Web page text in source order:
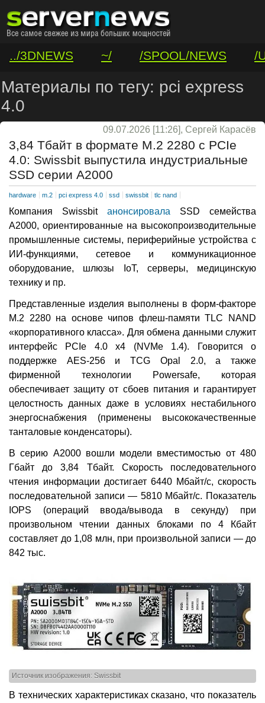
../3DNEWS ~/ /SPOOL/NEWS
/
/VAR/CONTACT
Материалы по тегу: pci express
4.0
09.07.2026 [11:26], Сергей Карасёв
3,84 Тбайт в формате М.2 2280 с PCIe
4.0: Swissbit выпустила индустриальные
SSD серии A2000
hardware m.2 pci express 4.0 ssd swissbit tlc nand
Компания Swissbit анонсировала SSD семейства
A2000, ориентированные на высокопроизводительные
промышленные системы, периферийные устройства с
ИИ-функциями, сетевое и коммуникационное
оборудование, шлюзы IoT, серверы, медицинскую
технику и пр.
Представленные изделия выполнены в форм-факторе
М.2 2280 на основе чипов флеш-памяти TLC NAND
«корпоративного класса». Для обмена данными служит
интерфейс PCIe 4.0 x4 (NVMe 1.4). Говорится о
поддержке AES-256 и TCG Opal 2.0, а также
фирменной технологии Powersafe, которая
обеспечивает защиту от сбоев питания и гарантирует
целостность данных даже в условиях нестабильного
энергоснабжения (применены высококачественные
танталовые конденсаторы).
В серию A2000 вошли модели вместимостью от 480
Гбайт до 3,84 Тбайт. Скорость последовательного
чтения информации достигает 6440 Мбайт/с, скорость
последовательной записи — 5810 Мбайт/с. Показатель
IOPS (операций ввода/вывода в секунду) при
произвольном чтении данных блоками по 4 Кбайт
составляет до 1,08 млн, при произвольной записи — до
842 тыс.
Источник изображения: Swissbit
В технических характеристиках сказано, что показатель